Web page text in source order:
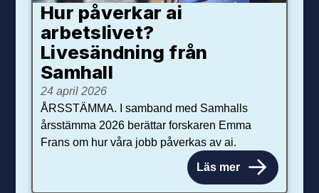
Hur påverkar ai
arbetslivet?
Livesändning från
Samhall
24 april 2026
ÅRSSTÄMMA. I samband med Samhalls
årsstämma 2026 berättar forskaren Emma
Frans om hur våra jobb påverkas av ai.
Läs mer